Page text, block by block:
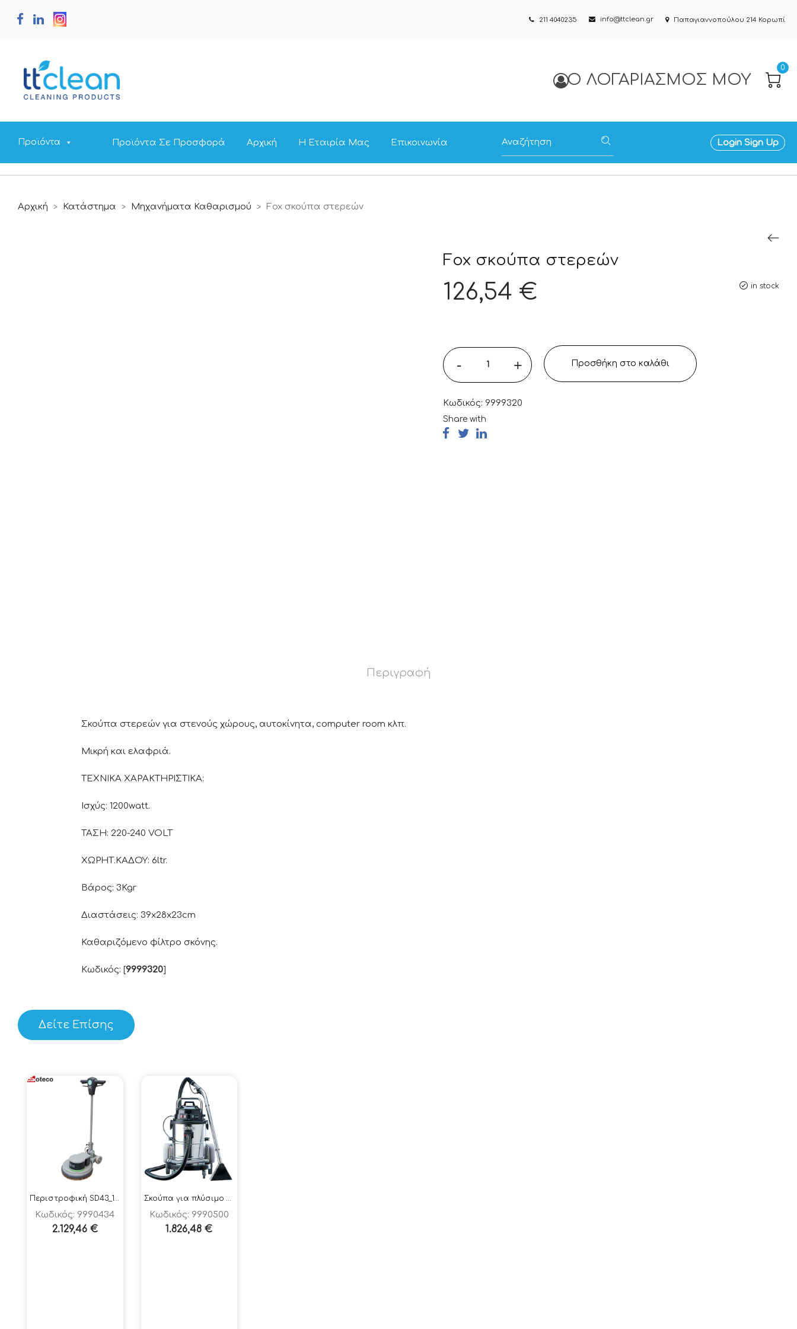
211 4040235 info@ttclean.gr Παπαγιαννοπούλου 214 Κορωπί
Ο ΛΟΓΑΡΙΑΣΜΌΣ ΜΟΥ
0
Προϊόντα Προϊόντα Σε Προσφορά Αρχική Η Εταιρία Μας Επικοινωνία Login Sign Up
Αρχική > Κατάστημα > Μηχανήματα Καθαρισμού > Fox σκούπα στερεών
Fox σκούπα στερεών
in stock
126,54 €
- + Προσθήκη στο καλάθι
Κωδικός: 9999320
Share with
Περιγραφή
Σκούπα στερεών για στενούς χώρους, αυτοκίνητα, computer room κλπ.
Μικρή και ελαφριά.
ΤΕΧΝΙΚΑ ΧΑΡΑΚΤΗΡΙΣΤΙΚΑ:
Ισχύς: 1200watt.
ΤΑΣΗ: 220-240 VOLT
ΧΩΡΗΤ.ΚΑΔΟΥ: 6ltr.
Βάρος: 3Kgr
Διαστάσεις: 39x28x23cm
Καθαριζόμενο φίλτρο σκόνης.
Κωδικός: [9999320]
Δείτε Επίσης
Περιστροφική SD43_1000W
Κωδικός: 9990434
2.129,46 €
Σκούπα για πλύσιμο χαλιών, μοκετών, πατωμάτων
Κωδικός: 9990500
1.826,48€